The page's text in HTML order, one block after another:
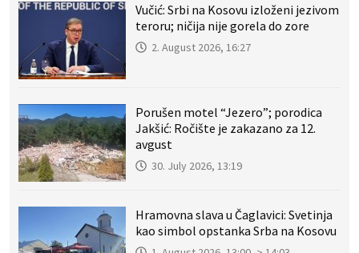
Vučić: Srbi na Kosovu izloženi jezivom
teroru; ničija nije gorela do zore
2. August 2026, 16:27
Porušen motel “Jezero”; porodica
Jakšić: Ročište je zakazano za 12.
avgust
30. July 2026, 13:19
Hramovna slava u Čaglavici: Svetinja
kao simbol opstanka Srba na Kosovu